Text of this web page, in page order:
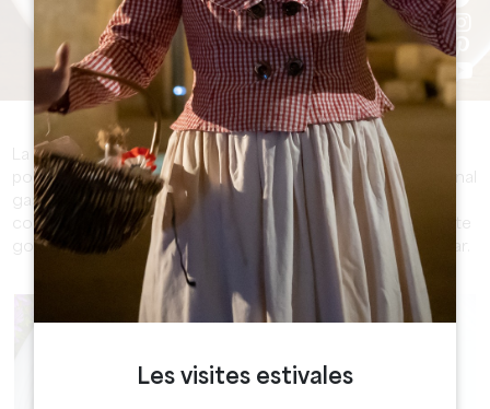
La región del Grand Saint-Émilionnais no sólo es famosa
por sus prestigiosos vinos, sino también por su excepcional
gastronomía. Tanto si busca un bar de vinos como una
cocina tradicional, una brasserie, un bistró o un restaurante
gourmet, seguro que encuentra uno que deleite su paladar.
Les visites estivales